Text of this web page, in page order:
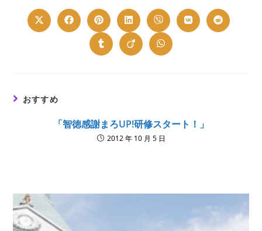
CONTENT
Opens
in
Opens
in
window
Opens
in
a
new
window
Opens
in
a
new
window
Opens
in
a
new
window
Opens
in
Opens
in
Opens
in
Opens
in
Opens
in
おすすめ
「智徳感謝まろUP!研修スタート！」
2012 年 10 月 5 日